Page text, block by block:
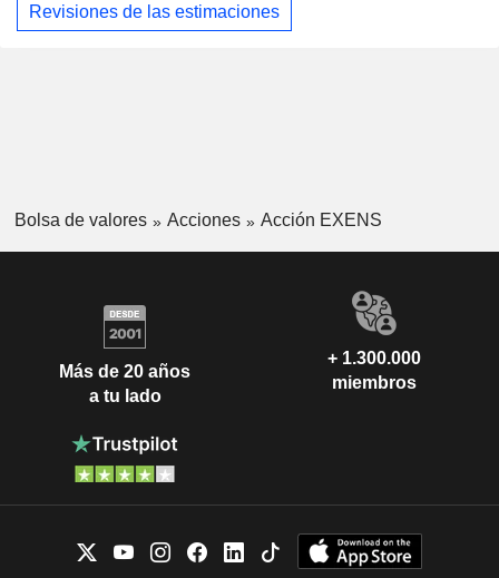
Revisiones de las estimaciones
Bolsa de valores Acciones Acción EXENS
Más de 20 años
a tu lado
+ 1.300.000
miembros